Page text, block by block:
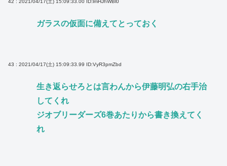
42 : 2021/04/17(土) 15:09:33.00 ID:lmHJhWBl0
ガラスの仮面に備えてとっておく
43 : 2021/04/17(土) 15:09:33.99 ID:VyR3pmZbd
生き返らせろとは言わんから伊藤明弘の右手治
してくれ
ジオブリーダーズ6巻あたりから書き換えてく
れ